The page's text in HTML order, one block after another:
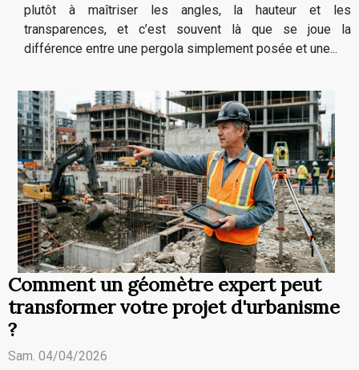
plutôt à maîtriser les angles, la hauteur et les
transparences, et c’est souvent là que se joue la
différence entre une pergola simplement posée et une...
Comment un géomètre expert peut
transformer votre projet d'urbanisme
?
Sam. 04/04/2026